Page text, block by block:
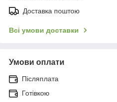
Доставка поштою
Всі умови доставки
Умови оплати
Післяплата
Готівкою